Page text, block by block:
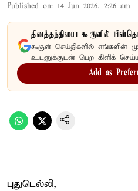
Published on: 14 Jun 2026, 2:26 am
தினத்தந்தியை கூகுளில்
கூகுள் செய்திகளில் எங்களின்
உடனுக்குடன் பெற கிளிக்
Add as
புதுடெல்லி,